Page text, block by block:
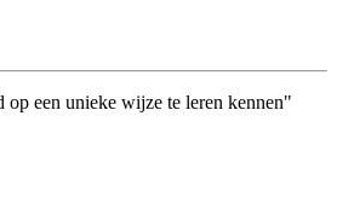
op een unieke wijze te leren kennen"